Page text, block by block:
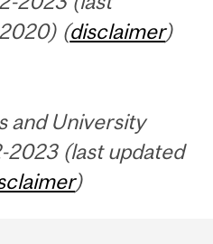
(disclaimer)
and University
(last updated
)